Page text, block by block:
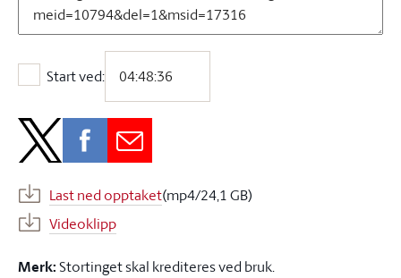
Start ved:
Start ved:
Last ned opptaket(mp4/24,1 GB)
Videoklipp
Merk:Stortinget skal krediteres ved bruk.